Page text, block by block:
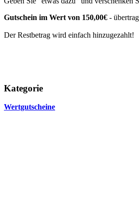
Gutschein im Wert von 150,00€ -
Der Restbetrag wird einfach hinzugezahlt!
Kategorie
Wertgutscheine